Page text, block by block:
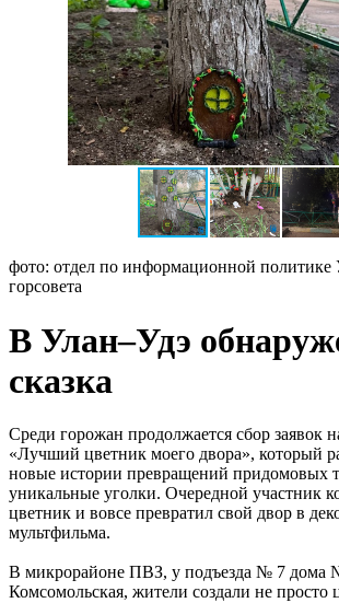
фото: отдел по информационной политике
горсовета
В Улан–Удэ
сказка
Среди горожан продолжается сбор заявок
«Лучший цветник моего двора», который
новые истории превращений придомовых
уникальные уголки. Очередной участник
цветник и вовсе превратил свой двор в
мультфильма.
В микрорайоне ПВЗ, у подъезда № 7 дома
Комсомольская, жители создали не просто